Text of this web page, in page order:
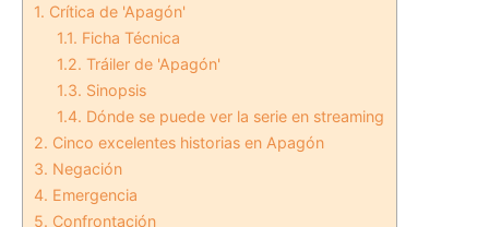
1. Crítica de 'Apagón'
1.1. Ficha Técnica
1.2. Tráiler de 'Apagón'
1.3. Sinopsis
1.4. Dónde se puede ver la serie en streaming
2. Cinco excelentes historias en Apagón
3. Negación
4. Emergencia
5. Confrontación